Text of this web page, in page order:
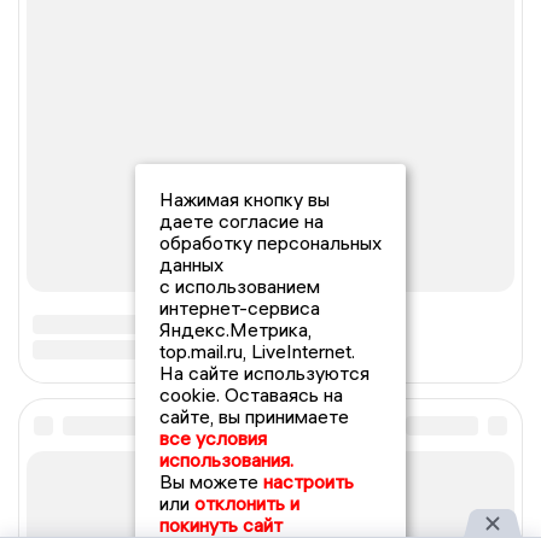
Нажимая кнопку вы
даете согласие на
обработку персональных
данных
с использованием
интернет-сервиса
Яндекс.Метрика,
top.mail.ru, LiveInternet.
На сайте используются
cookie. Оставаясь на
сайте, вы принимаете
все условия
использования.
Вы можете настроить
или отклонить и
покинуть сайт